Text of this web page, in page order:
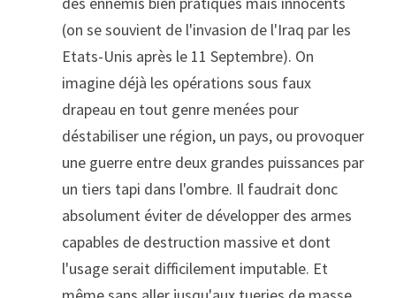
(on se souvient de l'invasion de l'Iraq par les
Etats-Unis après le 11 Septembre). On
imagine déjà les opérations sous faux
drapeau en tout genre menées pour
déstabiliser une région, un pays, ou provoquer
une guerre entre deux grandes puissances par
un tiers tapi dans l'ombre. Il faudrait donc
absolument éviter de développer des armes
capables de destruction massive et dont
l'usage serait difficilement imputable. Et